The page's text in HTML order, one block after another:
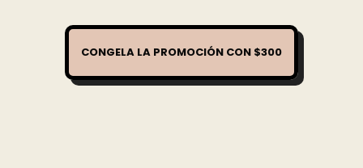
CONGELA LA PROMOCIÓN CON $300